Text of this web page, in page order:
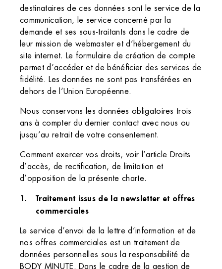
destinataires de ces données sont le service de la
communication, le service concerné par la
demande et ses sous-traitants dans le cadre de
leur mission de webmaster et d’hébergement du
site internet. Le formulaire de création de compte
permet d’accéder et de bénéficier des services de
fidélité. Les données ne sont pas transférées en
dehors de l’Union Européenne.
Nous conservons les données obligatoires trois
ans à compter du dernier contact avec nous ou
jusqu’au retrait de votre consentement.
Comment exercer vos droits, voir l’article Droits
d’accès, de rectification, de limitation et
d’opposition de la présente charte.
Traitement issus de la newsletter et offres
commerciales
Le service d’envoi de la lettre d’information et de
nos offres commerciales est un traitement de
données personnelles sous la responsabilité de
BODY MINUTE. Dans le cadre de la gestion de